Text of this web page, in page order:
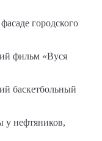
городского
фильм «Вуся
баскетбольный
у нефтяников,